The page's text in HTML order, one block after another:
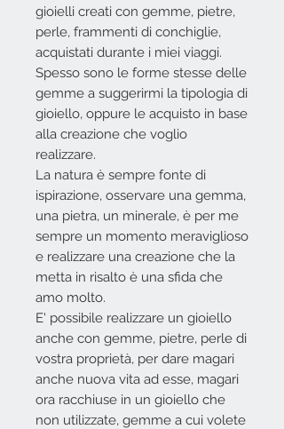
gioielli creati con gemme, pietre,
perle, frammenti di conchiglie,
acquistati durante i miei viaggi.
Spesso sono le forme stesse delle
gemme a suggerirmi la tipologia di
gioiello, oppure le acquisto in base
alla creazione che voglio
realizzare.
La natura è sempre fonte di
ispirazione, osservare una gemma,
una pietra, un minerale, è per me
sempre un momento meraviglioso
e realizzare una creazione che la
metta in risalto è una sfida che
amo molto.
E' possibile realizzare un gioiello
anche con gemme, pietre, perle di
vostra proprietà, per dare magari
anche nuova vita ad esse, magari
ora racchiuse in un gioiello che
non utilizzate, gemme a cui volete